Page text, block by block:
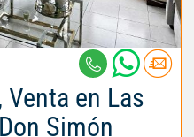
en Las
Simón